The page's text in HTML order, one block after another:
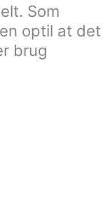
Som
optil at det
brug